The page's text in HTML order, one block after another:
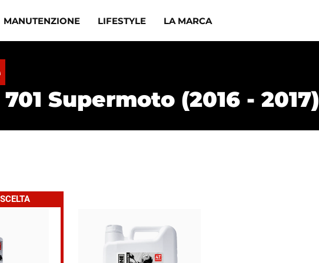
MANUTENZIONE LIFESTYLE LA MARCA
Supermoto (2016 - 2017)